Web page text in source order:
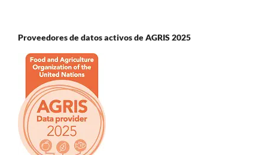
Proveedores de datos activos de AGRIS 2025